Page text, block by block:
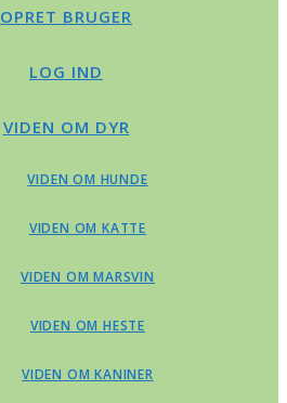
OPRET BRUGER
LOG IND
VIDEN OM DYR
VIDEN OM HUNDE
VIDEN OM KATTE
VIDEN OM MARSVIN
VIDEN OM HESTE
VIDEN OM KANINER